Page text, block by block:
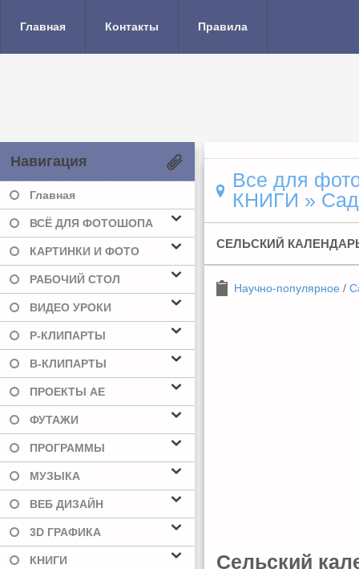
Главная Контакты Правила
Навигация
Главная
ВСЁ ДЛЯ ФОТОШОПА
КАРТИНКИ И ФОТО
РАБОЧИЙ СТОЛ
ВИДЕО УРОКИ
Р-КЛИПАРТЫ
В-КЛИПАРТЫ
ПРОЕКТЫ AE
ФУТАЖИ
ПРОГРАММЫ
МУЗЫКА
ВЕБ ДИЗАЙН
3D ГРАФИКА
КНИГИ
Все для
КНИГИ »
СЕЛЬСКИЙ
Научно-популярное /
Сельский